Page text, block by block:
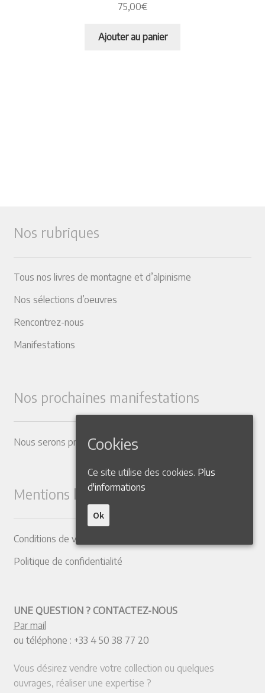
75,00€
Ajouter au panier
Nos rubriques
Tous nos livres de montagne et d’alpinisme
Nos sélections d’oeuvres
Rencontrez-nous
Manifestations
Nos prochaines manifestations
Nous serons présents dans les Salons suivants
Mentions légales
Conditions de vente
Politique de confidentialité
UNE QUESTION ? CONTACTEZ-NOUS
Par mail
ou téléphone : +33 4 50 38 77 20
Vous désirez vendre votre collection ou quelques
ouvrages, réaliser une expertise ?
Cookies
Ce site utilise des cookies. Plus
d'informations
Ok